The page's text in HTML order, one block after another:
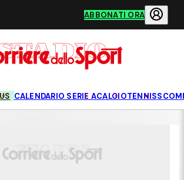
ABBONATI ORA
CALENDARIO SERIE ACALCIOTENNIS